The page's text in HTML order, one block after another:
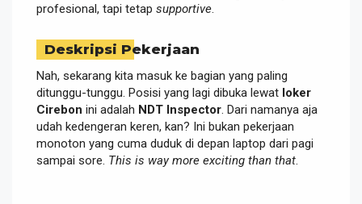
profesional, tapi tetap supportive
Deskripsi Pekerjaan
Nah, sekarang kita masuk ke bagian yang paling
ditunggu-tunggu. Posisi yang lagi dibuka lewat loker
Cirebon ini adalah NDT Inspector . Dari namanya aja
udah kedengeran keren, kan? Ini bukan pekerjaan
monoton yang cuma duduk di depan laptop dari pagi
sampai sore. This is way more exciting than that